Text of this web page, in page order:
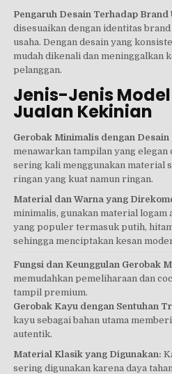
Pengaruh Desain Terhadap Brand
disesuaikan dengan identitas
usaha. Dengan desain yang
mudah dikenali dan meninggalkan
pelanggan.
Jenis-Jenis
Jualan Kekinian
Gerobak Minimalis dengan Desain
menawarkan tampilan yang elegan
sering kali menggunakan material
ringan yang kuat namun ringan.
Material dan Warna yang
minimalis, gunakan material logam
yang populer termasuk putih,
sehingga menciptakan kesan
Fungsi dan Keunggulan Gerobak
memudahkan pemeliharaan dan
tampil premium.
Gerobak Kayu dengan Sentuhan
kayu sebagai bahan utama
autentik.
Material Klasik yang Digunakan:
sering digunakan karena daya